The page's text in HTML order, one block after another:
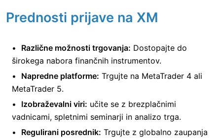
Prednosti prijave na XM
Različne možnosti trgovanja: Dostopajte do
širokega nabora finančnih instrumentov.
Napredne platforme: Trgujte na MetaTrader 4 ali
MetaTrader 5.
Izobraževalni viri: učite se z brezplačnimi
vadnicami, spletnimi seminarji in analizo trga.
Regulirani posrednik: Trgujte z globalno zaupanja